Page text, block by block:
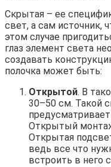
Скрытая – ее
свет, а сам источник,
этом случае
глаз элемент света
создавать
полочка может быть:
Открытой. В
30–50 см. Такой
Открытый
Открытая
ведь все что
встроить в него